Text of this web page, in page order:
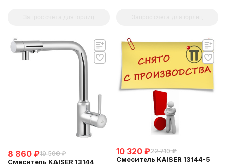
8 860 ₽19 500 ₽
Смеситель KAISER 13144
10 320 ₽22 710 ₽
Смеситель KAISER 13144-5